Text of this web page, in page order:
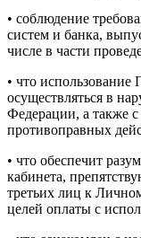
• соблюдение
систем и банка,
числе в части
• что использование
осуществляться в
Федерации, а также
противоправных
• что обеспечит
кабинета,
третьих лиц к
целей оплаты с